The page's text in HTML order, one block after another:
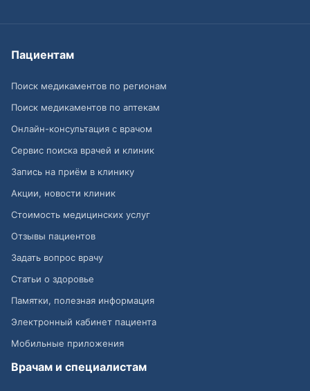
Пациентам
Поиск медикаментов по регионам
Поиск медикаментов по аптекам
Онлайн-консультация с врачом
Сервис поиска врачей и клиник
Запись на приём в клинику
Акции, новости клиник
Стоимость медицинских услуг
Отзывы пациентов
Задать вопрос врачу
Статьи о здоровье
Памятки, полезная информация
Электронный кабинет пациента
Мобильные приложения
Врачам и специалистам